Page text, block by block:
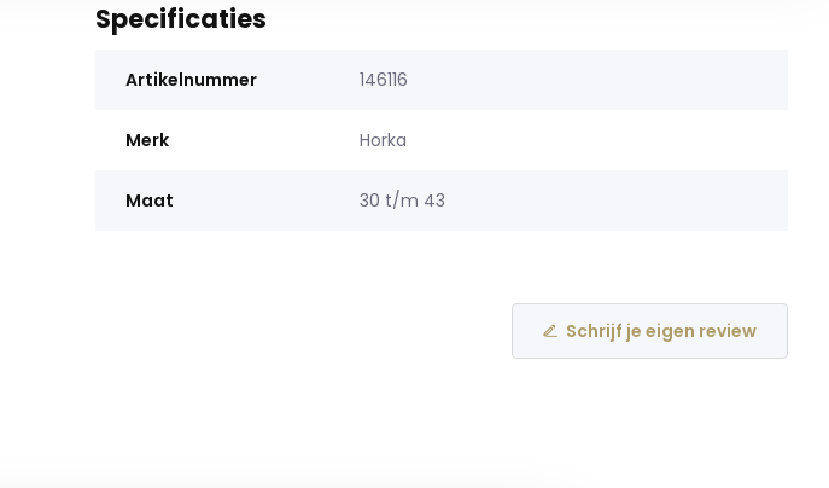
Specificaties
Artikelnummer 146116
Merk Horka
Maat 30 t/m 43
Schrijf je eigen review